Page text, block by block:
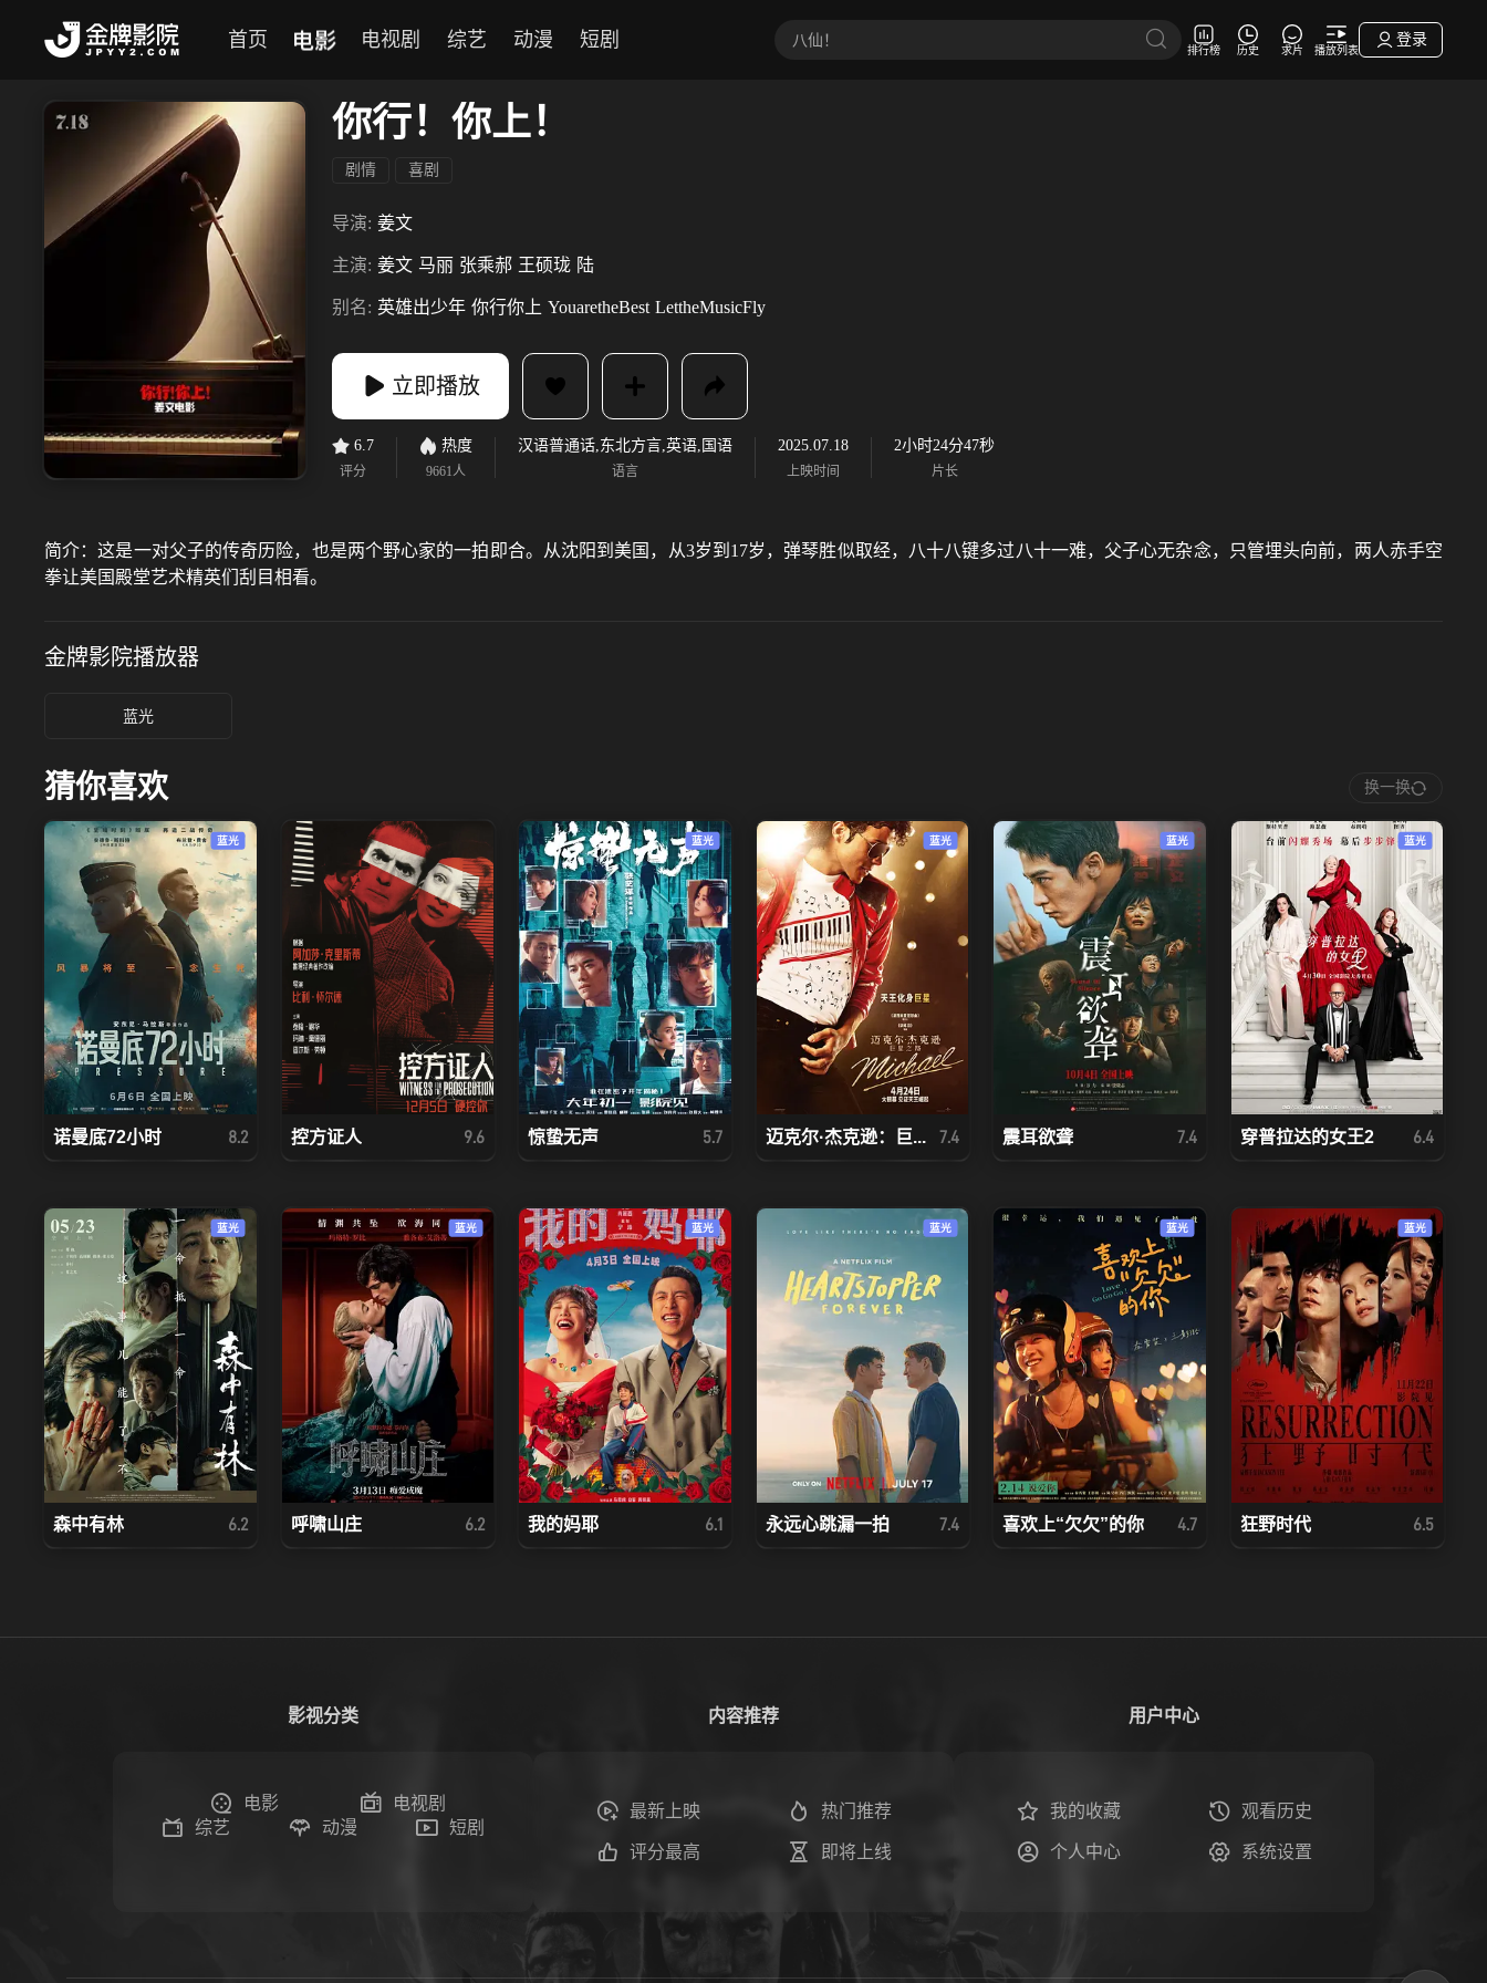
首页 电影 电视剧 综艺 动漫 短剧 排行榜 历史 求片 播放列表
登录
你行！你上！
剧情 喜剧
导演: 姜文
主演: 姜文 马丽 张乘郝 王硕珑 陆
别名: 英雄出少年 你行你上 YouaretheBest LettheMusicFly
立即播放
6.7
评分
热度
9661人
汉语普通话,东北方言,英语,国语
语言
2025.07.18
上映时间
2小时24分47秒
片长
简介：这是一对父子的传奇历险，也是两个野心家的一拍即合。从沈阳到美国，从3岁到17岁，弹琴胜似取经，八十八键多过八十一难，父子心无杂念，只管埋头向前，两人赤手空
拳让美国殿堂艺术精英们刮目相看。
金牌影院播放器
蓝光
猜你喜欢 换一换
蓝光
诺曼底72小时 8.2 控方证人 9.6
蓝光
惊蛰无声 5.7
蓝光
迈克尔·杰克逊：巨... 7.4
蓝光
震耳欲聋 7.4
蓝光
穿普拉达的女王2 6.4
蓝光
森中有林 6.2
蓝光
呼啸山庄 6.2
蓝光
我的妈耶 6.1
蓝光
永远心跳漏一拍 7.4
蓝光
喜欢上“欠欠”的你 4.7
蓝光
狂野时代 6.5
影视分类
电影
电视剧
综艺
动漫 短剧
内容推荐
最新上映 热门推荐
评分最高 即将上线
用户中心
我的收藏 观看历史
个人中心 系统设置